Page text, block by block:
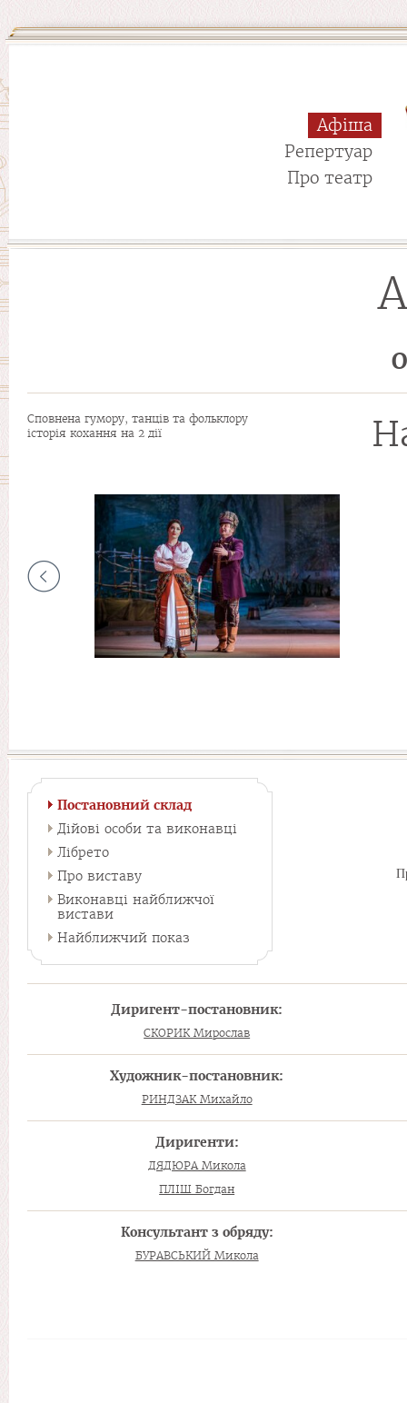
Афіша
Репертуар
Про театр
Сповнена гумору, танців та фольклору
історія кохання на 2 дії
Постановний склад
Дійові особи та виконавці
Лібрето
Про виставу
Виконавці найближчої
вистави
Найближчий показ
Диригент-постановник:
СКОРИК Мирослав
Художник-постановник:
РИНДЗАК Михайло
Диригенти:
ДЯДЮРА Микола
ПЛІШ Богдан
Консультант з обряду:
БУРАВСЬКИЙ Микола